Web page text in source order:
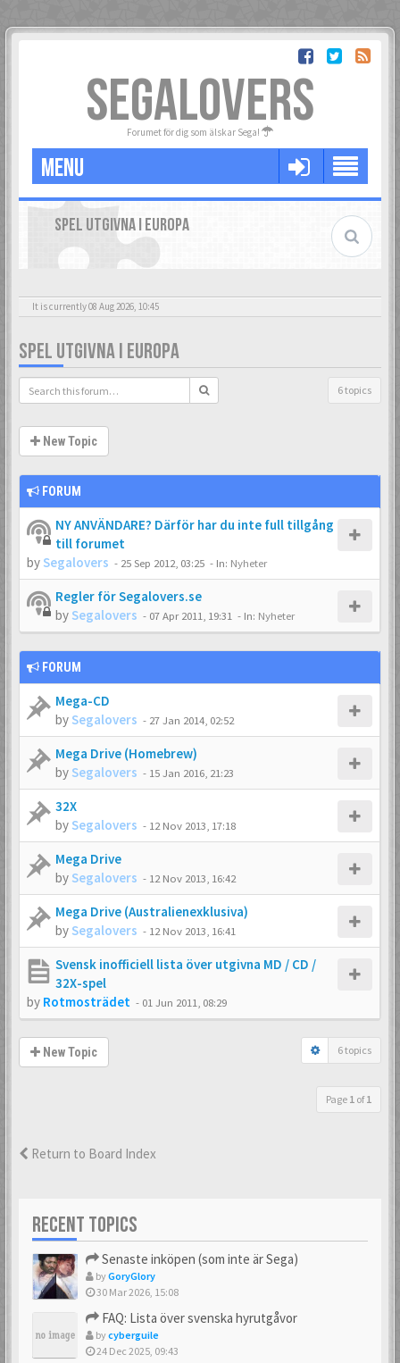
SEGALOVERS
Forumet för dig som älskar Sega!
MENU
SPEL UTGIVNA I EUROPA
It is currently 08 Aug 2026, 10:45
SPEL UTGIVNA I EUROPA
6 topics
New Topic
FORUM
NY ANVÄNDARE? Därför har du inte full tillgång
till forumet
by Segalovers - 25 Sep 2012, 03:25 - In: Nyheter
Regler för Segalovers.se
by Segalovers - 07 Apr 2011, 19:31 - In: Nyheter
FORUM
Mega-CD
by Segalovers - 27 Jan 2014, 02:52
Mega Drive (Homebrew)
by Segalovers - 15 Jan 2016, 21:23
32X
by Segalovers - 12 Nov 2013, 17:18
Mega Drive
by Segalovers - 12 Nov 2013, 16:42
Mega Drive (Australienexklusiva)
by Segalovers - 12 Nov 2013, 16:41
Svensk inofficiell lista över utgivna MD / CD /
32X-spel
by Rotmosträdet - 01 Jun 2011, 08:29
New Topic 6 topics
Page 1 of1
Return to Board Index
RECENT TOPICS
Senaste inköpen (som inte är Sega)
byGoryGlory
30 Mar 2026, 15:08
FAQ: Lista över svenska hyrutgåvor
bycyberguile
24 Dec 2025, 09:43